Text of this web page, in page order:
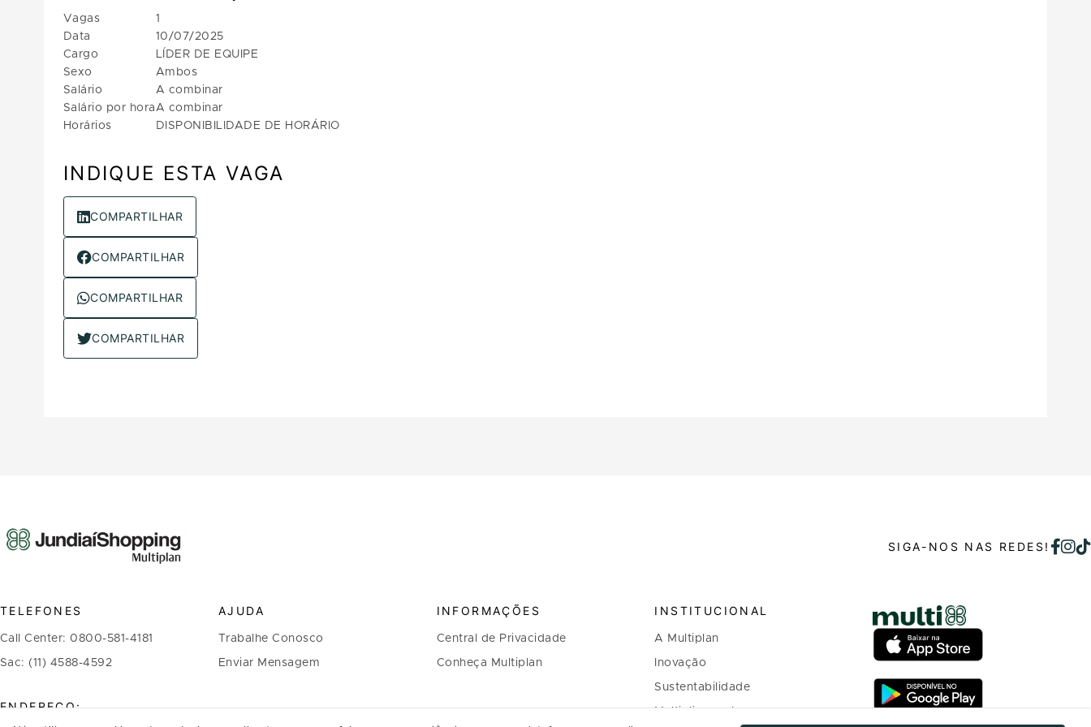
Vagas
Data
Cargo
Sexo
Salário
Salário por hora
Horários
1
10/07/2025
LÍDER DE EQUIPE
Ambos
A combinar
A combinar
DISPONIBILIDADE DE HORÁRIO
INDIQUE ESTA VAGA
COMPARTILHAR
COMPARTILHAR
COMPARTILHAR
COMPARTILHAR
SIGA-NOS NAS REDES!
TELEFONES
Call Center: 0800-581-4181
Sac: (11) 4588-4592
ENDEREÇO:
AJUDA
Trabalhe Conosco
Enviar Mensagem
INFORMAÇÕES
Central de Privacidade
Conheça Multiplan
INSTITUCIONAL
A Multiplan
Inovação
Sustentabilidade
Multiplique o bem